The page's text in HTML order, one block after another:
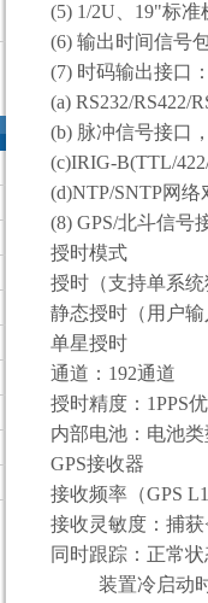
(5) 1/2U
19"标准
(6) 输出时间信号
(7) 时码输出接口
(a) RS232/RS422/
(b) 脉冲信号接口
(c)IRIG-B(TTL/
(d)NTP/SNTP网络
(8) GPS/北斗信号
授时模式
授时（支持单系
静态授时（用户
单星授时
通道： 192通道
授时精度： 1PPS
内部电池：电池
GPS接收器
接收频率（GPS L1
接收灵敏度：捕获
同时跟踪：正常
装置冷启动